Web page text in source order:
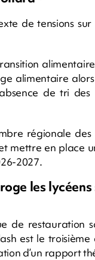
de tensions sur
alimentaire
de tri
régionale
mettre en place
2027.
les
de restauration
est le troisième
d’un rapport